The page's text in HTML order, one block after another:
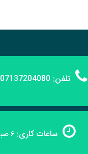
تلفن: 07137204080 - 07137203010
ساعات کاری: ۶ صبح تا ۱ بعد از ظهر